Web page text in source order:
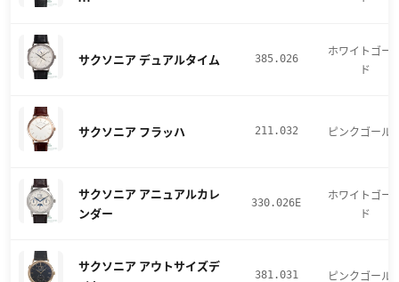
サクソニア デュアルタイム 385.026
ホワイトゴー
ド
サクソニア フラッハ 211.032 ピンクゴール
サクソニア アニュアルカレ
ンダー
330.026E
ホワイトゴー
ド
サクソニア アウトサイズデ
381.031 ピンクゴール